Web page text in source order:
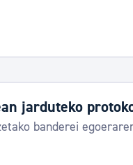
jarduteko
banderei